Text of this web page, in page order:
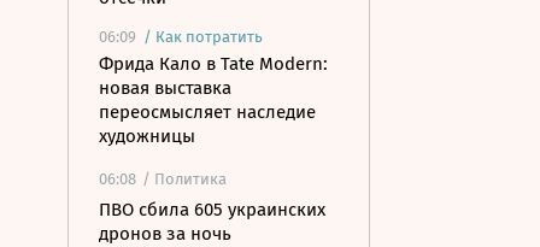
06:09 / Как потратить
Фрида Кало в Tate Modern:
новая выставка
переосмысляет наследие
художницы
06:08 / Политика
ПВО сбила 605 украинских
дронов за ночь